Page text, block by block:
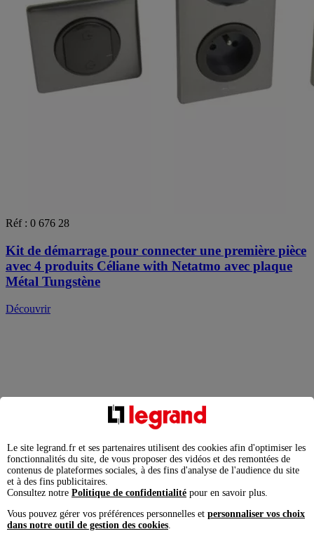
Réf : 0 676 28
Kit de démarrage pour connecter une première pièce
avec 4 produits Céliane with Netatmo avec plaque
Métal Tungstène
Découvrir
Le site legrand.fr et ses partenaires utilisent des cookies afin d'optimiser les
fonctionnalités du site, de vous proposer des vidéos et des remontées de
contenus de plateformes sociales, à des fins d'analyse de l'audience du site
et à des fins publicitaires.
Consultez notre Politique de confidentialité pour en savoir plus.
Vous pouvez gérer vos préférences personnelles et personnaliser vos choix
dans notre outil de gestion des cookies.